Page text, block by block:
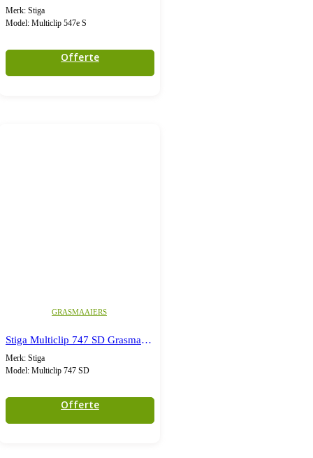
Merk: Stiga
Model: Multiclip 547e S
Offerte
GRASMAAIERS
Stiga Multiclip 747 SD Grasmaaier benzine
Merk: Stiga
Model: Multiclip 747 SD
Offerte